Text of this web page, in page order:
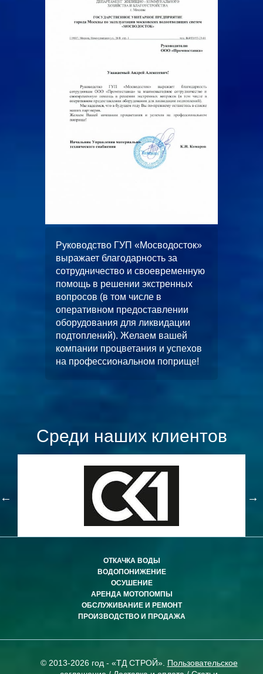
Руководство ГУП «Мосводосток»
выражает благодарность за
сотрудничество и своевременную
помощь в решении экстренных
вопросов (в том числе в
оперативном предоставлении
оборудования для ликвидации
подтоплений). Желаем вашей
компании процветания и успехов
на профессиональном поприще!
Среди наших клиентов
ОТКАЧКА ВОДЫ
ВОДОПОНИЖЕНИЕ
ОСУШЕНИЕ
АРЕНДА МОТОПОМПЫ
ОБСЛУЖИВАНИЕ И РЕМОНТ
ПРОИЗВОДСТВО И ПРОДАЖА
© 2013-2026 год - «ТД СТРОЙ». Пользовательское